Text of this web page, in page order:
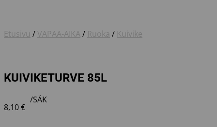
Etusivu / VAPAA-AIKA/ Ruoka / Kuivike
KUIVIKETURVE 85L
8,10€
/SÄK